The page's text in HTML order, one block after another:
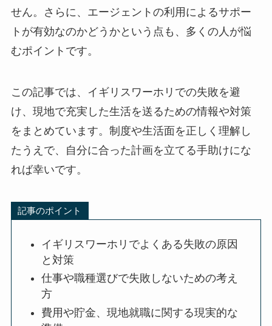
せん。さらに、エージェントの利用によるサポー
トが有効なのかどうかという点も、多くの人が悩
むポイントです。
この記事では、イギリスワーホリでの失敗を避
け、現地で充実した生活を送るための情報や対策
をまとめています。制度や生活面を正しく理解し
たうえで、自分に合った計画を立てる手助けにな
れば幸いです。
記事のポイント
イギリスワーホリでよくある失敗の原因
と対策
仕事や職種選びで失敗しないための考え
方
費用や貯金、現地就職に関する現実的な